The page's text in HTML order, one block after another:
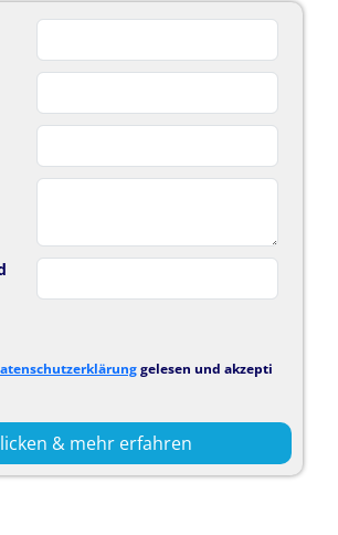
gelesen und akzepti
& mehr erfahren